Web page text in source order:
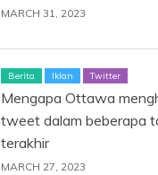
MARCH 31, 2023
Berita Iklan Twitter
Mengapa Ottawa
tweet dalam beberapa
terakhir
MARCH 27, 2023